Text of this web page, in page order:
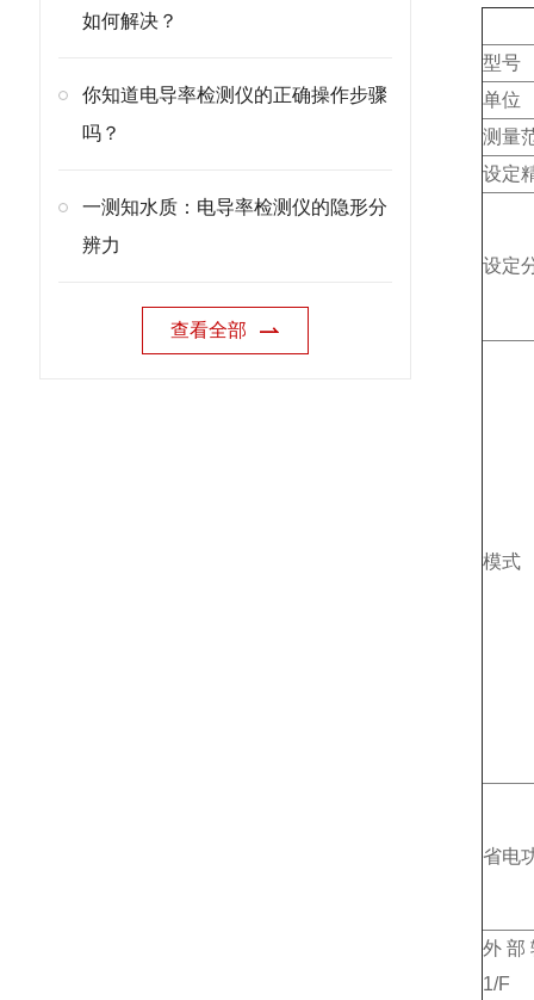
如何解决？
你知道电导率检测仪的正确操作步骤
吗？
一测知水质：电导率检测仪的隐形分
辨力
查看全部
型号
单位
测量
设定
设定
模式
省电
外部
1/F